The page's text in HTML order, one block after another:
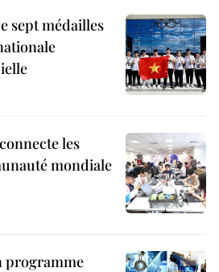
sept médailles
les
mondiale
programme